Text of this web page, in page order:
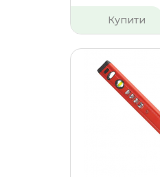
Купити